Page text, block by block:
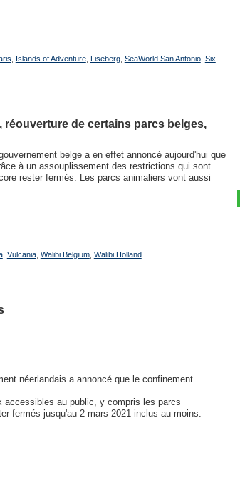
Islands of Adventure, Liseberg, SeaWorld San Antonio, Six
réouverture de certains parcs belges,
belge a en effet annoncé aujourd'hui que
à un assouplissement des restrictions qui sont
rester fermés. Les parcs animaliers vont aussi
, Vulcania, Walibi Belgium, Walibi Holland
néerlandais a annoncé que le confinement
accessibles au public, y compris les parcs
fermés jusqu'au 2 mars 2021 inclus au moins.